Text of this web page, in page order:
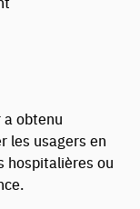
a obtenu
les usagers en
hospitalières ou